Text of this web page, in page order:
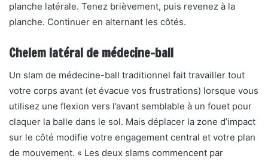
planche latérale. Tenez brièvement, puis revenez à la
planche. Continuer en alternant les côtés.
Chelem latéral de médecine-ball
Un slam de médecine-ball traditionnel fait travailler tout
votre corps avant (et évacue vos frustrations) lorsque vous
utilisez une flexion vers l’avant semblable à un fouet pour
claquer la balle dans le sol. Mais déplacer la zone d’impact
sur le côté modifie votre engagement central et votre plan
de mouvement. « Les deux slams commencent par